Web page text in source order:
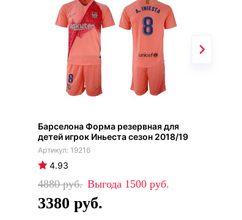
Барселона Форма резервная для
детей игрок Иньеста сезон 2018/19
19216
4.93
4880 1500
3380